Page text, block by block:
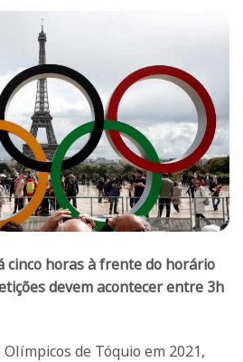
cinco horas à frente do horário
devem acontecer entre 3h
de Tóquio em 2021,